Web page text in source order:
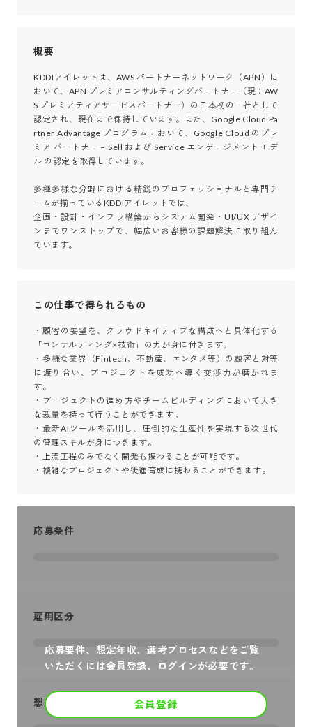
概要
KDDIアイレットは、AWS パートナーネットワーク（APN）に
おいて、APN プレミアコンサルティングパートナー（現：AW
S プレミアティアサービスパートナー）の日本初の一社として
認定され、現在まで保持しています。また、Google Cloud Pa
rtner Advantage プログラムにおいて、Google Cloud のプレ
ミア パートナー – Sell および Service エンゲージメント モデ
ル の認定を取得しています。
多種多様な分野における精鋭のプロフェッショナルと専門チ
ームが揃っているKDDIアイレットでは、
企画・設計・インフラ構築からシステム開発・UI/UX デザイ
ンまでワンストップで、幅広いお客様の課題解決に取り組ん
でいます。
この仕事で得られるもの
・顧客の要望を、クラウドネイティブな構成へと具体化する
「コンサルティング×技術」の力が身に付きます。
・多様な業界（Fintech、不動産、エンタメ等）の顧客と対等
に渡り合い、プロジェクトを成功へ導く交渉力が磨かれま
す。
・プロジェクトの進め方やチームビルディングにおいて大き
な裁量を持って行うことができます。
・最新AIツールを活用し、圧倒的な生産性を実現する次世代
の管理スキルが身につきます。
・上流工程のみでなく開発も携わることが可能です。
・複雑なプロジェクトや後進育成に携わることができます。
応募要件、想定年収、選考プロセスなどをご覧
いただくには会員登録、ログインが必要です。
会員登録
応募条件
雇用区分
想定年収